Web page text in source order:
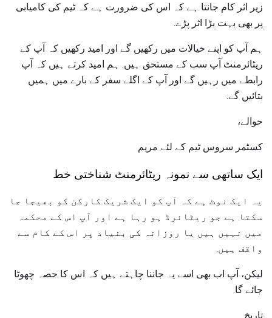
زیر اثر کام جانتا ہے کہ اس کی ضرورت ہے کہ ٹیم کی کامیابی
پر بھی بہت بڑا اثر پڑے.
ہم آپ کو اپنے خیالات میں رکھیں گے اور امید رکھیں کہ آپ کے
ریٹائرمنٹ آپ سب کے مستحق ہیں. ہم امید کرتے ہیں کہ آپ
رابطے میں رہیں گے اور آپ کے اگلے سفر کے بارے میں ہمیں
بتائیں گے.
حوالے،
کسٹمر سروس ٹیم کے لئے مریم
ایک ساتھی سے نمونہ ریٹائرمنٹ شناختی خط
یہ ایک نوٹ ہے کہ آپ کو ایک شریک کارکن کو بھیجا جا
سکتا ہے جو ریٹائرڈ ہو رہا ہے اور آپ اس کے محکمہ
میں نہیں ہیں یا روزانہ کی بنیاد پر اس کے کام سے
واقف ہیں.
لیکن، آپ اب بھی اسے یہ جاننا چاہتے ہیں کہ اس کا حصہ چھوٹا
جائے گا.
تاریخ